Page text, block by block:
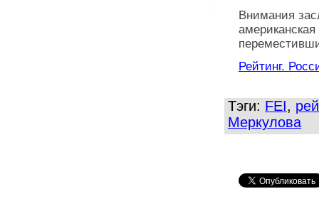
Внимания
Рейтинг.
Тэги: FEI,
Меркулова